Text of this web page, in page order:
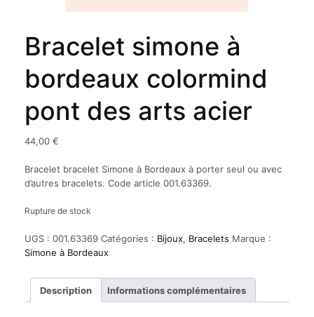
Bracelet simone à
bordeaux colormind
pont des arts acier
44,00 €
Bracelet bracelet Simone à Bordeaux à porter seul ou avec
d’autres bracelets. Code article 001.63369.
Rupture de stock
UGS : 001.63369 Catégories : Bijoux, Bracelets Marque :
Simone à Bordeaux
Description Informations complémentaires